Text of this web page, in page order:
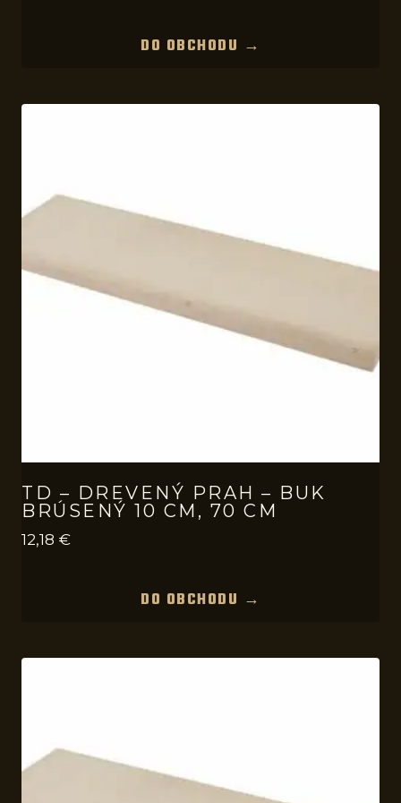
DO OBCHODU →
TD – DREVENÝ PRAH – BUK
BRÚSENÝ 10 CM, 70 CM
12,18 €
DO OBCHODU →